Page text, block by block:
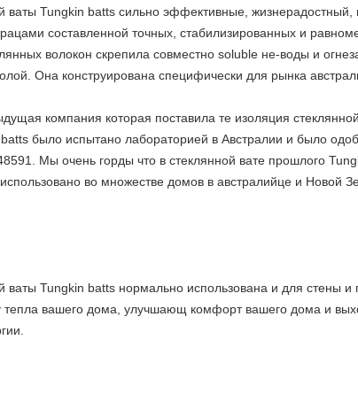
ваты Tungkin batts сильно эффективные, жизнерадостный,
составленной точных, стабилизированных и
волокон скрепила совместно soluble не-воды и
Она конструирована специфически для рынка
компания которая поставила те изоляция
было испытано лабораторией в Австралии и было
Мы очень горды что в стеклянной вате прошлого
во множестве домов в австралийце и Новой
ваты Tungkin batts нормально использована и для стены и
тепла вашего дома, улучшающ комфорт вашего дома и